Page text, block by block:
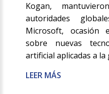
Kogan,
autoridades
Microsoft, ocasión
sobre nuevas
artificial aplicadas a la
LEER MÁS